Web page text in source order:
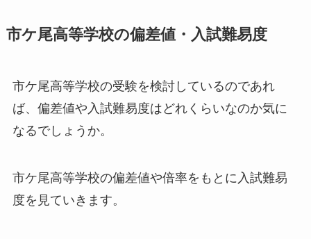
市ケ尾高等学校の偏差値・入試難易度
市ケ尾高等学校の受験を検討しているのであれ
ば、偏差値や入試難易度はどれくらいなのか気に
なるでしょうか。
市ケ尾高等学校の偏差値や倍率をもとに入試難易
度を見ていきます。